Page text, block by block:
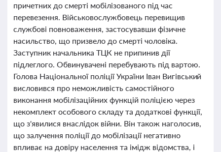
причетних до смерті мобілізованого під час
перевезення. Військовослужбовець перевищив
службові повноваження, застосувавши фізичне
насильство, що призвело до смерті чоловіка.
Заступник начальника ТЦК не припинив дії
підлеглого. Обвинувачені перебувають під вартою.
Голова Національної поліції України Іван Вигівський
висловився про неможливість самостійного
виконання мобілізаційних функцій поліцією через
некомплект особового складу та додаткові функції,
що з'явилися внаслідок війни. Він також наголосив,
що залучення поліції до мобілізації негативно
впливає на довіру населення та імідж відомства, і